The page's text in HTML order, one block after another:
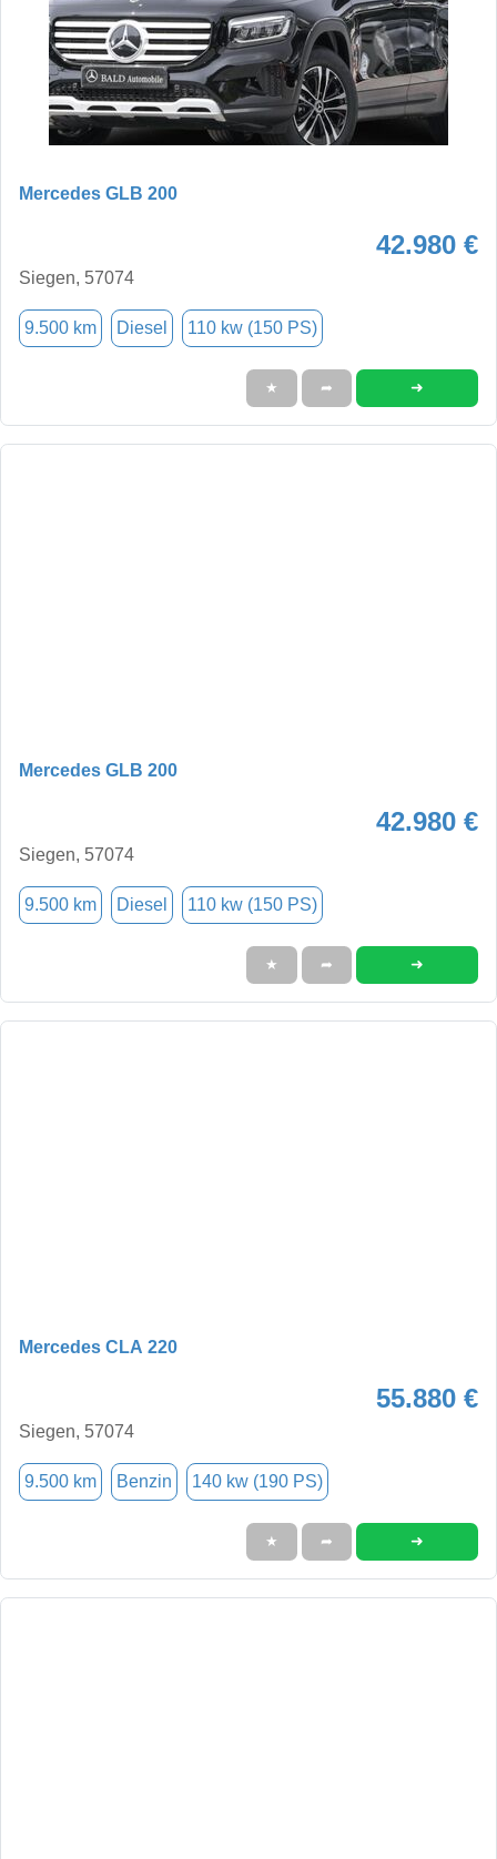
Mercedes GLB 200
42.980 €
Siegen, 57074
9.500 km Diesel 110 kw (150 PS)
★ ➦ ➜
Mercedes GLB 200
42.980 €
Siegen, 57074
9.500 km Diesel 110 kw (150 PS)
★ ➦ ➜
Mercedes CLA 220
55.880 €
Siegen, 57074
9.500 km Benzin 140 kw (190 PS)
★ ➦ ➜